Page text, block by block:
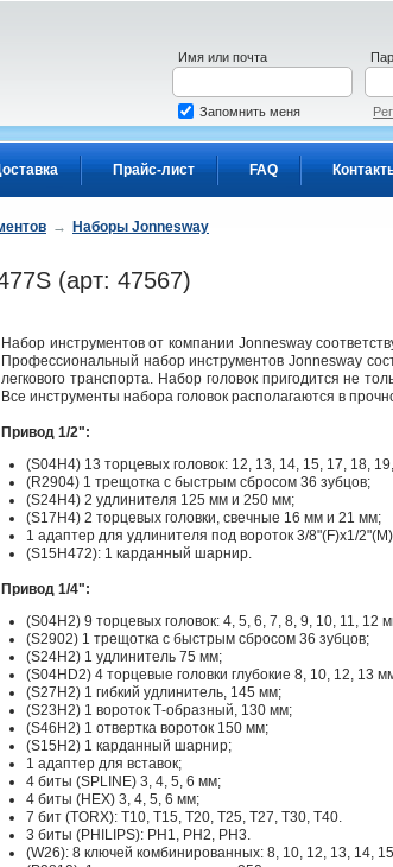
Прайс-лист FAQ
Имя или почта
Запомнить меня
→ Наборы Jonnesway
(арт: 47567)
Набор инструментов от компании Jonnesway
Профессиональный набор инструментов Jonnesway
легкового транспорта. Набор головок пригодится не
Все инструменты набора головок располагаются в
Привод 1/2":
(S04H4) 13 торцевых головок: 12, 13, 14, 15, 17, 18,
(R2904) 1 трещотка с быстрым сбросом 36 зубцов;
(S24H4) 2 удлинителя 125 мм и 250 мм;
(S17H4) 2 торцевых головки, свечные 16 мм и 21 мм;
1 адаптер для удлинителя под вороток 3/8"(F)x1/
(S15H472): 1 карданный шарнир.
Привод 1/4":
(S04H2) 9 торцевых головок: 4, 5, 6, 7, 8, 9, 10, 11, 12
(S2902) 1 трещотка с быстрым сбросом 36 зубцов;
(S24H2) 1 удлинитель 75 мм;
(S04HD2) 4 торцевые головки глубокие 8, 10, 12, 13
(S27H2) 1 гибкий удлинитель, 145 мм;
(S23H2) 1 вороток Т-образный, 130 мм;
(S46H2) 1 отвертка вороток 150 мм;
(S15H2) 1 карданный шарнир;
1 адаптер для вставок;
4 биты (SPLINE) 3, 4, 5, 6 мм;
4 биты (HEX) 3, 4, 5, 6 мм;
7 бит (TORX): Т10, Т15, Т20, Т25, Т27, Т30, Т40.
3 биты (PHILIPS): PH1, PH2, PH3.
(W26): 8 ключей комбинированных: 8, 10, 12, 13, 14,